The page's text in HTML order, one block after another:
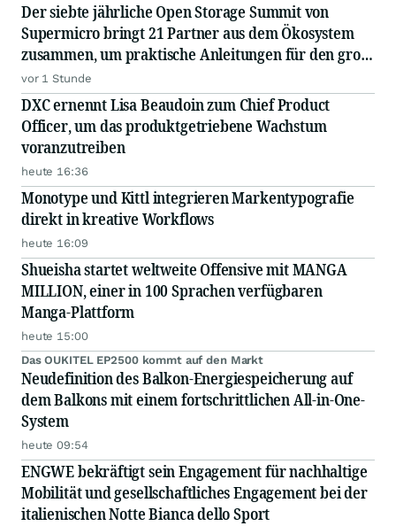
Der siebte jährliche Open Storage Summit von
Supermicro bringt 21 Partner aus dem Ökosystem
zusammen, um praktische Anleitungen für den groß
angelegten Einsatz von KI in Unternehmen
auszutauschen
vor 1 Stunde
DXC ernennt Lisa Beaudoin zum Chief Product
Officer, um das produktgetriebene Wachstum
voranzutreiben
heute 16:36
Monotype und Kittl integrieren Markentypografie
direkt in kreative Workflows
heute 16:09
Shueisha startet weltweite Offensive mit MANGA
MILLION, einer in 100 Sprachen verfügbaren
Manga-Plattform
heute 15:00
Das OUKITEL EP2500 kommt auf den Markt
Neudefinition des Balkon-Energiespeicherung auf
dem Balkons mit einem fortschrittlichen All-in-One-
System
heute 09:54
ENGWE bekräftigt sein Engagement für nachhaltige
Mobilität und gesellschaftliches Engagement bei der
italienischen Notte Bianca dello Sport